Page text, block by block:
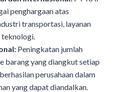
penghargaan atas
transportasi, layanan
teknologi.
Peningkatan jumlah
barang yang diangkut setiap
perusahaan dalam
yang dapat diandalkan.